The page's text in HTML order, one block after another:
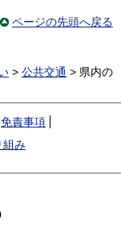
ページの先頭へ戻る
> 公共交通 > 県内の
免責事項
組み